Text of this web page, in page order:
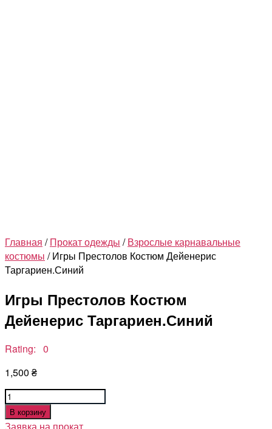
Главная /Прокат одежды /Взрослые карнавальные
костюмы / Игры Престолов Костюм Дейенерис
Таргариен.Синий
Игры Престолов Костюм
Дейенерис Таргариен.Синий
Rating: 0
1,500 ₴
Количество
товара
Игры
В корзину